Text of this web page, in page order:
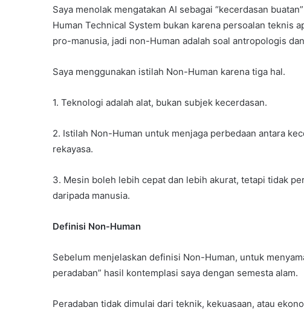
Saya menolak mengatakan AI sebagai “kecerdasan
Human Technical System bukan karena persoalan teknis
pro-manusia, jadi non-Human adalah soal antropologis
Saya menggunakan istilah Non-Human karena tiga hal.
1. Teknologi adalah alat, bukan subjek kecerdasan.
2. Istilah Non-Human untuk menjaga perbedaan antara
rekayasa.
3. Mesin boleh lebih cepat dan lebih akurat, tetapi tidak
daripada manusia.
Definisi Non-Human
Sebelum menjelaskan definisi Non-Human, untuk
peradaban” hasil kontemplasi saya dengan semesta alam.
Peradaban tidak dimulai dari teknik, kekuasaan, atau